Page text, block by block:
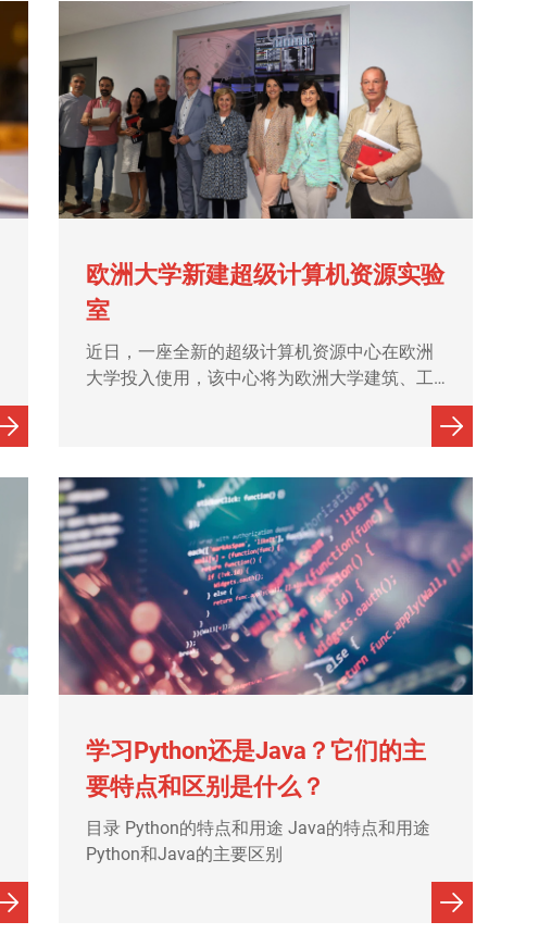
欧洲大学新建超级计算机资源实验
室
近日，一座全新的超级计算机资源中心在欧洲
大学投入使用，该中心将为欧洲大学建筑、工
程与设计学院各专业的学生和教师提供一个实
学习Python还是Java？它们的主
要特点和区别是什么？
目录 Python的特点和用途 Java的特点和用途
Python和Java的主要区别